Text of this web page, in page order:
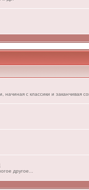
начиная с классики и заканчивая
другое...